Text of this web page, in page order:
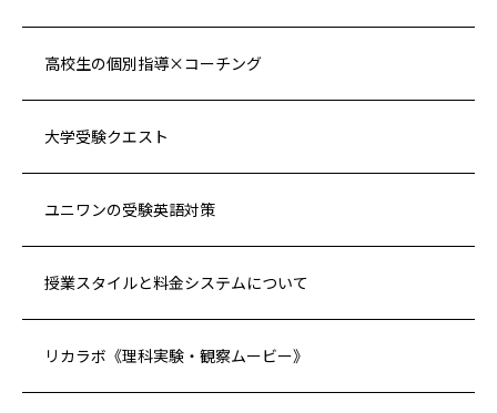
高校生の個別指導×コーチング
大学受験クエスト
ユニワンの受験英語対策
授業スタイルと料金システムについて
リカラボ《理科実験・観察ムービー》